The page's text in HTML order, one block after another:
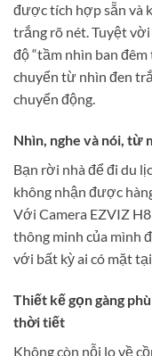
được tích hợp sẵn và
trắng rõ nét. Tuyệt
độ “tầm nhìn ban
chuyển từ nhìn đen
chuyển động.
Nhìn, nghe và nói, từ
Bạn rời nhà để đi du
không nhận được
Với Camera EZVIZ
thông minh của mình
với bất kỳ ai có mặt
Thiết kế gọn gàng
thời tiết
Không còn nỗi lo về